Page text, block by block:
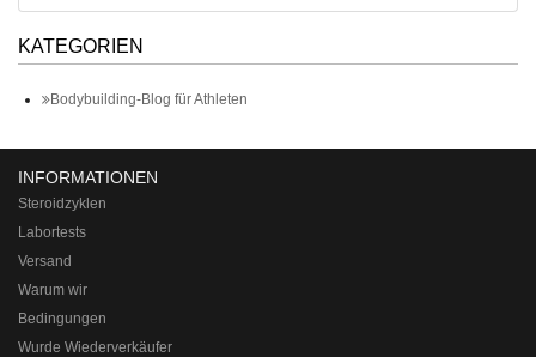
KATEGORIEN
Bodybuilding-Blog für Athleten
INFORMATIONEN
Steroidzyklen
Labortests
Versand
Warum wir
Bedingungen
Wurde Wiederverkäufer